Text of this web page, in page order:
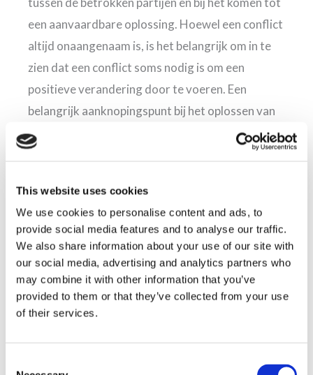
This website uses cookies
We use cookies to personalise content and ads, to
provide social media features and to analyse our traffic.
We also share information about your use of our site with
our social media, advertising and analytics partners who
may combine it with other information that you’ve
provided to them or that they’ve collected from your use
of their services.
een aanvaardbare oplossing. Hoewel een conflict
altijd onaangenaam is, is het belangrijk om in te
zien dat een conflict soms nodig is om een
positieve verandering door te voeren. Een
belangrijk aanknopingspunt bij het oplossen van
een ruzie binnen een familiebedrijf is het feit dat
er sprake is van een collectief belang; namelijk de
voortzetten van de familietraditie.
Mediator voor familieruzies gezocht?
Slaagt men er niet in om de ruzie binnen een
familiebedrijf binnen de familie op te lossen, dan
kan een mediator gespecialiseerd in familieruzies
maken aan een vervelend familieconflict.